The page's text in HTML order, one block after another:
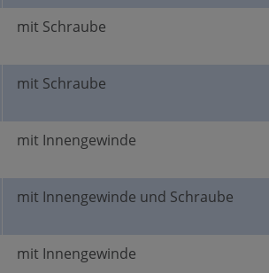
mit Schraube
mit Schraube
mit Innengewinde
mit Innengewinde und Schraube
mit Innengewinde